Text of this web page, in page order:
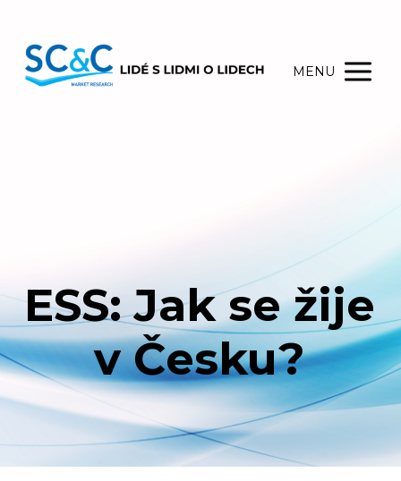
MENU
ESS: Jak se žije
v Česku?